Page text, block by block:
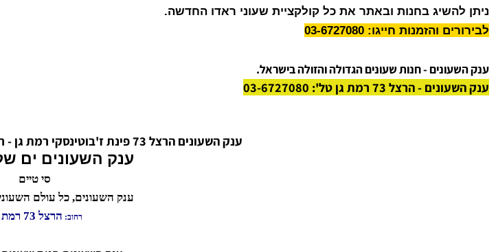
השעונים סי טייםכל שעון במחיר הכי זול בארץ.
בחנות מבחר גדול של שעוני ראדו מסדרה החדשה.
בחנות ובאתר את כל קולקציית שעוני ראדו החדשה.
והזמנות חייגו: 03-6727080
ענק השעונים ים של